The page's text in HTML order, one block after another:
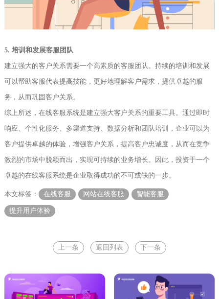
5. 培训和发展客服团队
建立强大的客户关系需要一个高素质的客服团队。持续的培训和发展
可以帮助客服代表提高技能，更好地理解客户需求，提供卓越的服
务，从而巩固客户关系。
综上所述，在线客服系统是建立强大客户关系的重要工具。通过即时
响应、个性化服务、多渠道支持、数据分析和团队培训，企业可以为
客户提供卓越的体验，增强客户关系，提高客户忠诚度，从而在竞争
激烈的市场中脱颖而出，实现可持续的业务增长。因此，投资于一个
卓越的在线客服系统是企业取得成功的不可或缺的一步。
本文标签： 在线客服 网站在线客服 智能客服
提升用户体验
上一条 返回列表 下一条